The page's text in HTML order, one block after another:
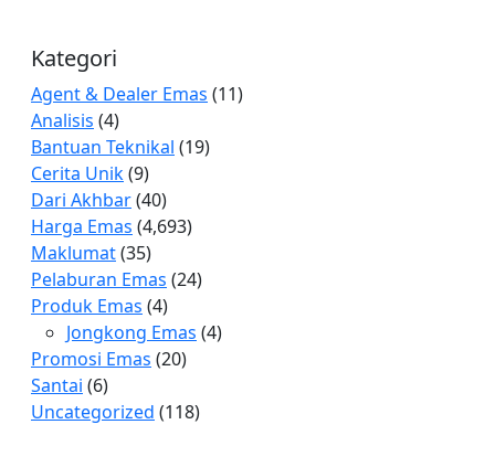
Kategori
Agent & Dealer Emas (11)
Analisis (4)
Bantuan Teknikal (19)
Cerita Unik(9)
Dari Akhbar(40)
Harga Emas (4,693)
Maklumat(35)
Pelaburan Emas (24)
Produk Emas (4)
Jongkong Emas (4)
Promosi Emas (20)
Santai (6)
Uncategorized (118)